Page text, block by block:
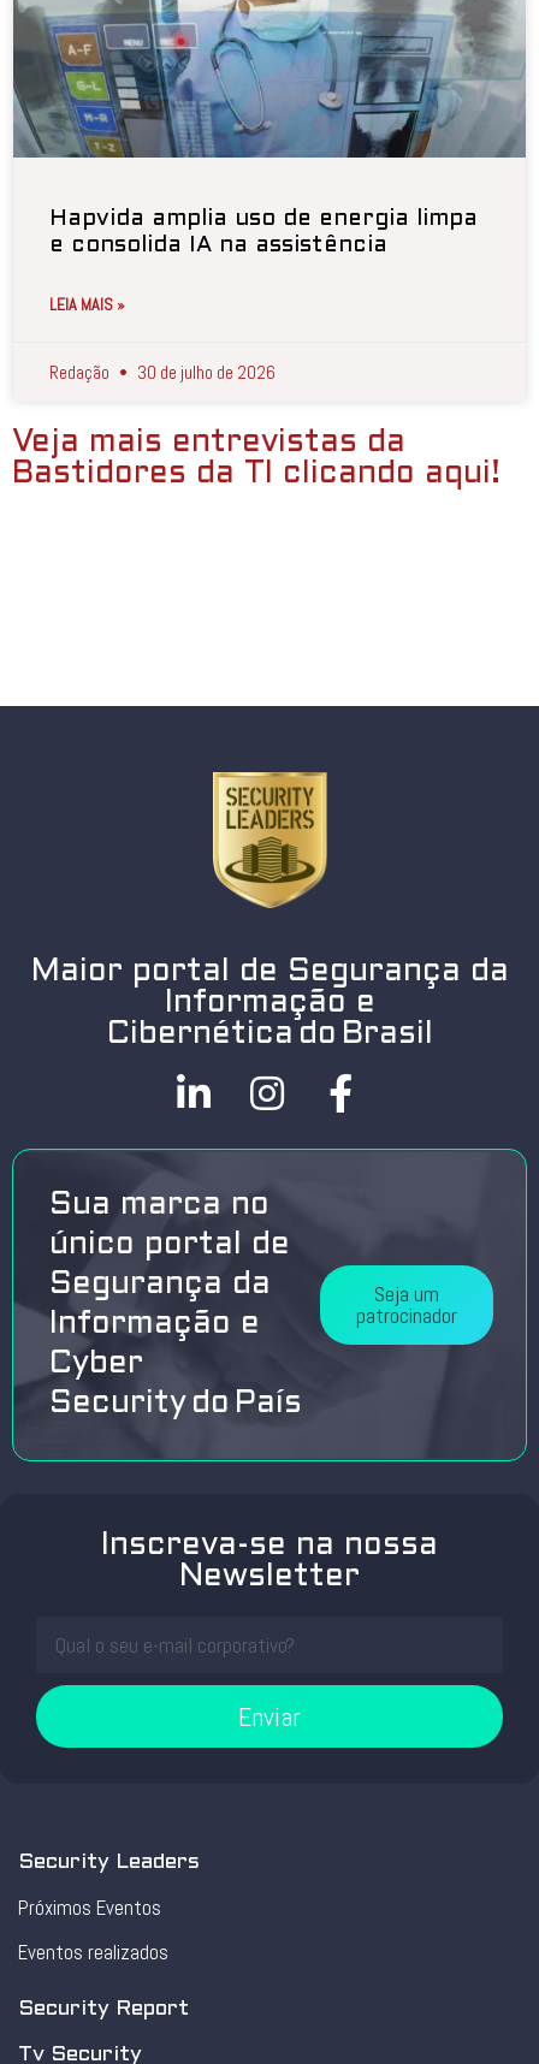
Hapvida amplia uso de energia limpa
e consolida IA na assistência
LEIA MAIS »
Redação 30 de julho de 2026
Veja mais entrevistas da
Bastidores da TI clicando aqui!
Maior portal de Segurança da
Informação e
Cibernética do Brasil
Sua marca no
único portal de
Segurança da
Informação e
Cyber
Security do País
Seja um
patrocinador
Inscreva-se na nossa
Newsletter
Enviar
Security Leaders
Próximos Eventos
Eventos realizados
Security Report
Tv Security